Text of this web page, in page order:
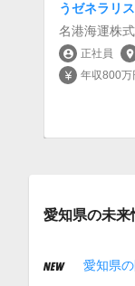
うゼネラリ
名港海運株
account_circle 正社員 location_on
currency_yen 年収800万
愛知県の未来
愛知県